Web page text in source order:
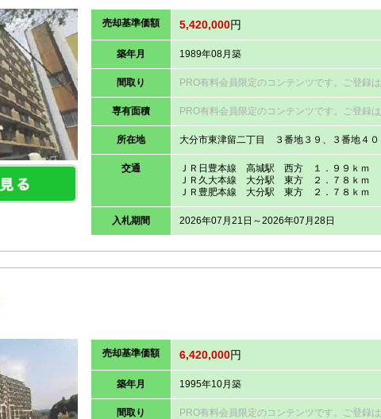
売却基準価額 5,420,000円
築年月 1989年08月築
間取り PRO有料会員限定のコンテンツです。ご登録は
専有面積 PRO有料会員限定のコンテンツです。ご登録は
所在地 大分市東津留二丁目 ３番地３９、３番地４０
交通
ＪＲ日豊本線 高城駅 西方 １．９９ｋｍ
ＪＲ久大本線 大分駅 東方 ２．７８ｋｍ
ＪＲ豊肥本線 大分駅 東方 ２．７８ｋｍ
入札期間 2026年07月21日～2026年07月28日
売却基準価額 6,420,000円
築年月 1995年10月築
間取り PRO有料会員限定のコンテンツです。ご登録は